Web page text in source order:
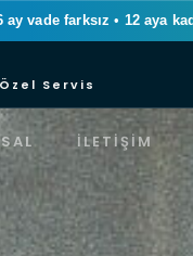
vade farksız • 12 aya
Özel Servis
İLETIŞIM